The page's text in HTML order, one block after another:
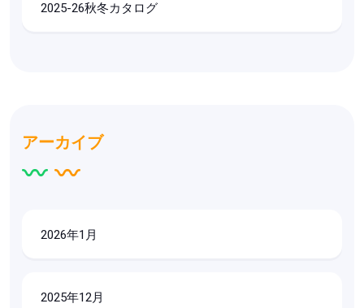
2025-26秋冬カタログ
アーカイブ
2026年1月
2025年12月